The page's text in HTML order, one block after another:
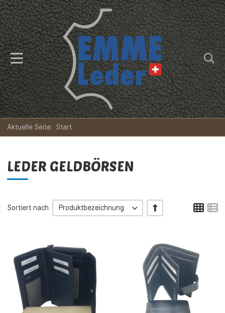
Aktuelle Seite: Start
LEDER GELDBÖRSEN
Sortiert nach Produktbezeichnung +/-
Zur Wunschliste hinzufügen
Zur Vergleichsliste hinzufügen
Schnellansicht